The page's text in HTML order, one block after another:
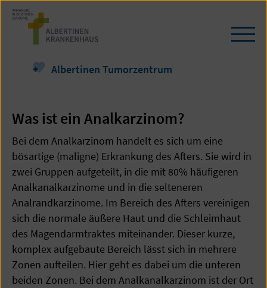
Zum
Seiteninhalt
springen
Albertinen Tumorzentrum
Was ist ein Analkarzinom?
Bei dem Analkarzinom handelt es sich um eine
bösartige (maligne) Erkrankung des Afters. Sie wird in
zwei Gruppen aufgeteilt, in die mit 80% häufigeren
Analkanalkarzinome und in die selteneren
Analrandkarzinome. Im Bereich des Afters vereinigen
sich die normale äußere Haut und die Schleimhaut
des Magendarmtraktes miteinander. Dieser kurze,
komplex aufgebaute Bereich lässt sich in mehrere
Zonen aufteilen. Hier geht es dabei um die unteren
beiden Zonen. Bei dem Analkanalkarzinom ist der Ort